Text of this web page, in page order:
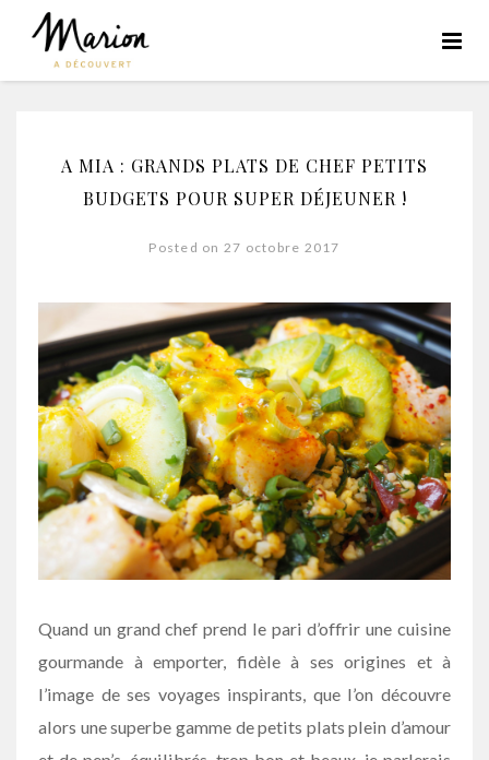
A MIA : GRANDS PLATS DE CHEF PETITS
BUDGETS POUR SUPER DÉJEUNER !
Posted on 27 octobre 2017
Quand un grand chef prend le pari d’offrir une cuisine
gourmande à emporter, fidèle à ses origines et à
l’image de ses voyages inspirants, que l’on découvre
alors une superbe gamme de petits plats plein d’amour